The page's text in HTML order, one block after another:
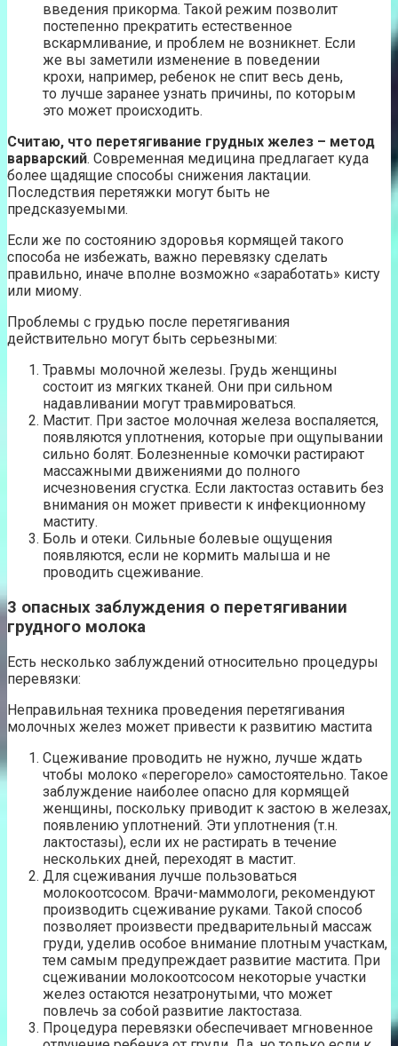
введения прикорма. Такой режим позволит
постепенно прекратить естественное
вскармливание, и проблем не возникнет. Если
же вы заметили изменение в поведении
крохи, например, ребенок не спит весь день,
то лучше заранее узнать причины, по которым
это может происходить.
Считаю, что перетягивание грудных желез – метод
варварский. Современная медицина предлагает куда
более щадящие способы снижения лактации.
Последствия перетяжки могут быть не
предсказуемыми.
Если же по состоянию здоровья кормящей такого
способа не избежать, важно перевязку сделать
правильно, иначе вполне возможно «заработать» кисту
или миому.
Проблемы с грудью после перетягивания
действительно могут быть серьезными:
Травмы молочной железы. Грудь женщины
состоит из мягких тканей. Они при сильном
надавливании могут травмироваться.
Мастит. При застое молочная железа воспаляется,
появляются уплотнения, которые при ощупывании
сильно болят. Болезненные комочки растирают
массажными движениями до полного
исчезновения сгустка. Если лактостаз оставить без
внимания он может привести к инфекционному
маститу.
Боль и отеки. Сильные болевые ощущения
появляются, если не кормить малыша и не
проводить сцеживание.
3 опасных заблуждения о перетягивании
грудного молока
Есть несколько заблуждений относительно процедуры
перевязки:
Неправильная техника проведения перетягивания
молочных желез может привести к развитию мастита
Сцеживание проводить не нужно, лучше ждать
чтобы молоко «перегорело» самостоятельно. Такое
заблуждение наиболее опасно для кормящей
женщины, поскольку приводит к застою в железах,
появлению уплотнений. Эти уплотнения (т.н.
лактостазы), если их не растирать в течение
нескольких дней, переходят в мастит.
Для сцеживания лучше пользоваться
молокоотсосом. Врачи-маммологи, рекомендуют
производить сцеживание руками. Такой способ
позволяет произвести предварительный массаж
груди, уделив особое внимание плотным участкам,
тем самым предупреждает развитие мастита. При
сцеживании молокоотсосом некоторые участки
желез остаются незатронутыми, что может
повлечь за собой развитие лактостаза.
Процедура перевязки обеспечивает мгновенное